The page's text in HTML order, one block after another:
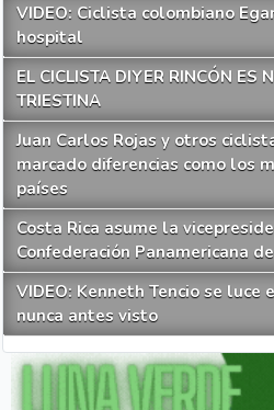
VIDEO: Ciclista colombiano
hospital
EL CICLISTA DIYER RINCÓN ES
TRIESTINA
Juan Carlos Rojas y otros
marcado diferencias como los
países
Costa Rica asume la
Confederación Panamericana
VIDEO: Kenneth Tencio se
nunca antes visto